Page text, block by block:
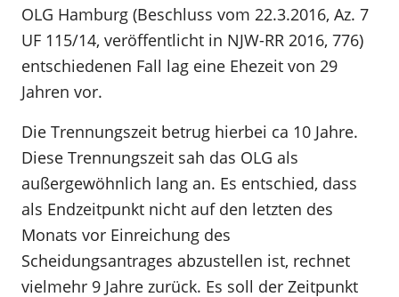
OLG Hamburg (Beschluss vom 22.3.2016, Az. 7
UF 115/14, veröffentlicht in NJW-RR 2016, 776)
entschiedenen Fall lag eine Ehezeit von 29
Jahren vor.
Die Trennungszeit betrug hierbei ca 10 Jahre.
Diese Trennungszeit sah das OLG als
außergewöhnlich lang an. Es entschied, dass
als Endzeitpunkt nicht auf den letzten des
Monats vor Einreichung des
Scheidungsantrages abzustellen ist, rechnet
vielmehr 9 Jahre zurück. Es soll der Zeitpunkt